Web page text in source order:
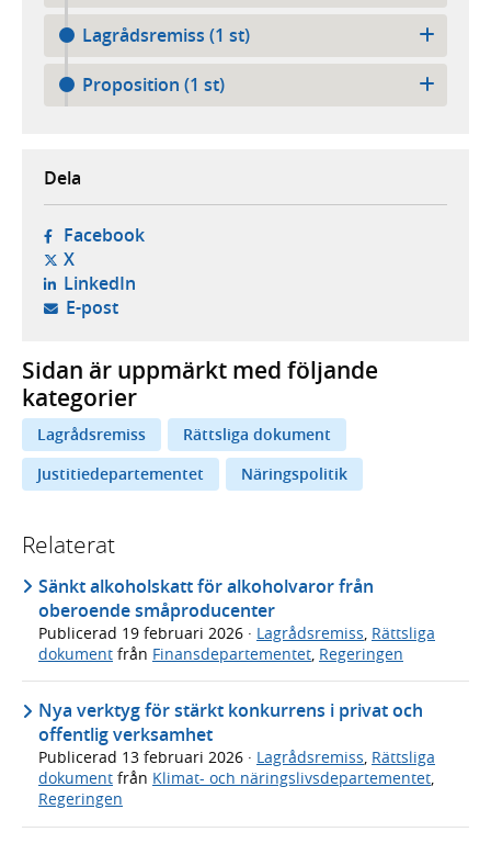
Lagrådsremiss (1 st)
Proposition (1 st)
Dela
Facebook- öppnas i ny flik, extern webbplats,
X- öppnas i ny flik, extern webbplats,
LinkedIn- öppnas i ny flik, extern webbplats,
E-post- öppnar din e-postklient,
Sidan är uppmärkt med följande
kategorier
Lagrådsremiss
Rättsliga dokument
Justitiedepartementet
Näringspolitik
Relaterat
Sänkt alkoholskatt för alkoholvaror från
oberoende småproducenter
Publicerad 19 februari 2026 · Lagrådsremiss, Rättsliga
dokument från Finansdepartementet, Regeringen
Nya verktyg för stärkt konkurrens i privat och
offentlig verksamhet
Publicerad 13 februari 2026 · Lagrådsremiss, Rättsliga
dokument från Klimat- och näringslivsdepartementet,
Regeringen